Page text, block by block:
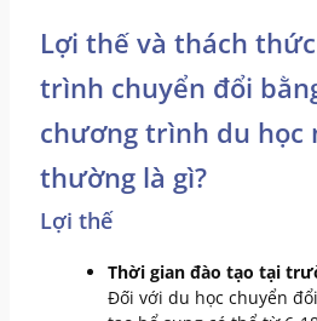
Lợi thế và thách
trình chuyển đổi
chương trình du học
thường là gì?
Lợi thế
Thời gian đào tạo tại
Đối với du học chuyển